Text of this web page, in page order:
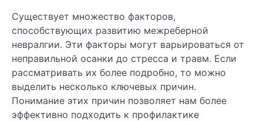
Существует множество факторов,
способствующих развитию межреберной
невралгии. Эти факторы могут варьироваться от
неправильной осанки до стресса и травм. Если
рассматривать их более подробно, то можно
выделить несколько ключевых причин.
Понимание этих причин позволяет нам более
эффективно подходить к профилактике